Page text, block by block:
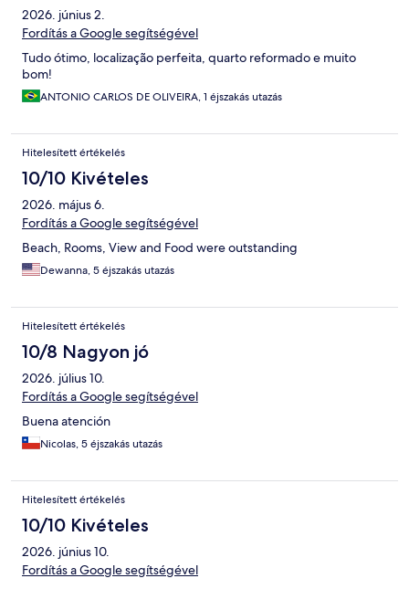
2026. június 2.
Fordítás a Google segítségével
Tudo ótimo, localização perfeita, quarto reformado e muito
bom!
ANTONIO CARLOS DE OLIVEIRA, 1 éjszakás utazás
Hitelesített értékelés
10/10 Kivételes
2026. május 6.
Fordítás a Google segítségével
Beach, Rooms, View and Food were outstanding
Dewanna, 5 éjszakás utazás
Hitelesített értékelés
10/8 Nagyon jó
2026. július 10.
Fordítás a Google segítségével
Buena atención
Nicolas, 5 éjszakás utazás
Hitelesített értékelés
10/10 Kivételes
2026. június 10.
Fordítás a Google segítségével